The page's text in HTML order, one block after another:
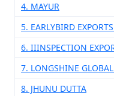
4. MAYUR
5. EARLYBIRD
6. IIINSPECTION
7. LONGSHINE
8. JHUNU DUTTA